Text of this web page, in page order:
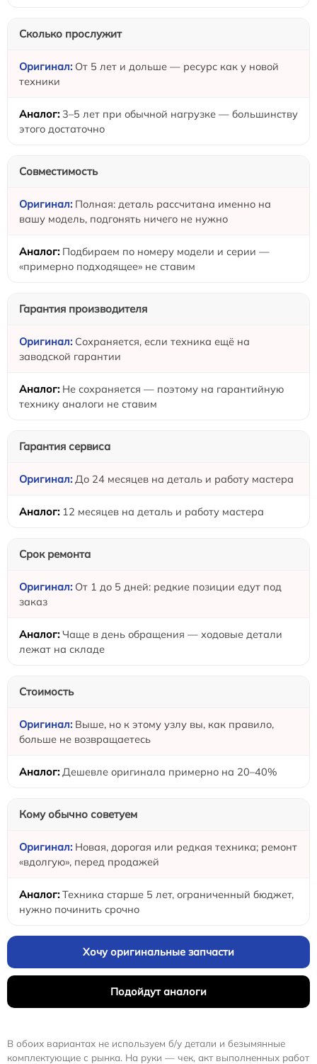
Сколько прослужит
От 5 лет и дольше — ресурс как у новой
техники
3–5 лет при обычной нагрузке — большинству
этого достаточно
Совместимость
Полная: деталь рассчитана именно на
вашу модель, подгонять ничего не нужно
Подбираем по номеру модели и серии —
«примерно подходящее» не ставим
Гарантия производителя
Сохраняется, если техника ещё на
заводской гарантии
Не сохраняется — поэтому на гарантийную
технику аналоги не ставим
Гарантия сервиса
До 24 месяцев на деталь и работу мастера
12 месяцев на деталь и работу мастера
Срок ремонта
От 1 до 5 дней: редкие позиции едут под
заказ
Чаще в день обращения — ходовые детали
лежат на складе
Стоимость
Выше, но к этому узлу вы, как правило,
больше не возвращаетесь
Дешевле оригинала примерно на 20–40%
Кому обычно советуем
Новая, дорогая или редкая техника; ремонт
«вдолгую», перед продажей
Техника старше 5 лет, ограниченный бюджет,
нужно починить срочно
Хочу оригинальные запчасти
Подойдут аналоги
В обоих вариантах не используем б/у детали и безымянные
комплектующие с рынка. На руки — чек, акт выполненных работ